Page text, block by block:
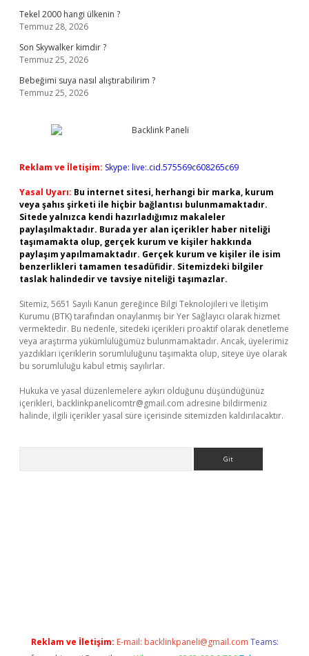
Tekel 2000 hangi ülkenin ?
Temmuz 28, 2026
Son Skywalker kimdir ?
Temmuz 25, 2026
Bebeğimi suya nasıl alıştırabilirim ?
Temmuz 25, 2026
Reklam ve İletişim: Skype: live:.cid.575569c608265c69
Yasal Uyarı: Bu internet sitesi, herhangi bir marka, kurum
veya şahıs şirketi ile hiçbir bağlantısı bulunmamaktadır.
Sitede yalnızca kendi hazırladığımız makaleler
paylaşılmaktadır. Burada yer alan içerikler haber niteliği
taşımamakta olup, gerçek kurum ve kişiler hakkında
paylaşım yapılmamaktadır. Gerçek kurum ve kişiler ile isim
benzerlikleri tamamen tesadüfidir. Sitemizdeki bilgiler
taslak halindedir ve tavsiye niteliği taşımazlar.
Sitemiz, 5651 Sayılı Kanun gereğince Bilgi Teknolojileri ve İletişim
Kurumu (BTK) tarafından onaylanmış bir Yer Sağlayıcı olarak hizmet
vermektedir. Bu nedenle, sitedeki içerikleri proaktif olarak denetleme
veya araştırma yükümlülüğümüz bulunmamaktadır. Ancak, üyelerimiz
yazdıkları içeriklerin sorumluluğunu taşımakta olup, siteye üye olarak
bu sorumluluğu kabul etmiş sayılırlar.
Hukuka ve yasal düzenlemelere aykırı olduğunu düşündüğünüz
içerikleri, backlinkpanelicomtr@gmail.com adresine bildirmeniz
halinde, ilgili içerikler yasal süre içerisinde sitemizden kaldırılacaktır.
Reklam ve İletişim: E-mail: backlinkpaneli@gmail.com Teams: